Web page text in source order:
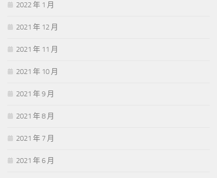
2022 年 1 月
2021 年 12 月
2021 年 11 月
2021 年 10 月
2021 年 9 月
2021 年 8 月
2021 年 7 月
2021 年 6 月